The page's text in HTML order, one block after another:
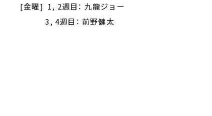
[金曜] 1, 2週目： 九龍ジョー
3, 4週目： 前野健太